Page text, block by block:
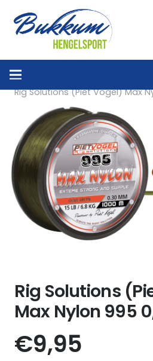
Home
Rig Solutions (Piet Vogel) Max
Rig Solutions
Max Nylon 995
€9,95